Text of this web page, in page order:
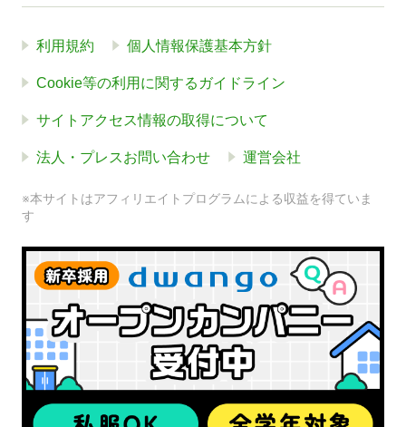
利用規約 個人情報保護基本方針
Cookie等の利用に関するガイドライン
サイトアクセス情報の取得について
法人・プレスお問い合わせ 運営会社
※本サイトはアフィリエイトプログラムによる収益を得ていま
す